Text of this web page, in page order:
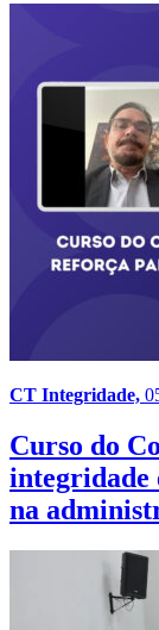
CT Integridade,
Curso do
integridade
na